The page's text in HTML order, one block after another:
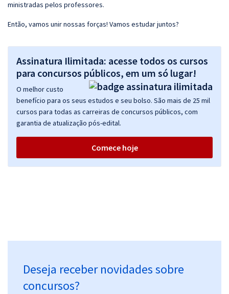
ministradas pelos professores.
Então, vamos unir nossas forças! Vamos estudar juntos?
Assinatura Ilimitada: acesse todos os cursos
para concursos públicos, em um só lugar!
O melhor custo
benefício para os seus estudos e seu bolso. São mais de 25 mil
cursos para todas as carreiras de concursos públicos, com
garantia de atualização pós-edital.
Comece hoje
Deseja receber novidades sobre
concursos?